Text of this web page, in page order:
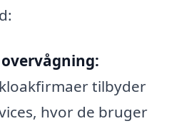
tilbyder
hvor de bruger